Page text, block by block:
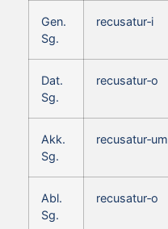
Gen.
Sg.
recusatur‑i
Dat.
Sg.
recusatur‑o
Akk.
Sg.
recusatur‑um
Abl.
Sg.
recusatur‑o